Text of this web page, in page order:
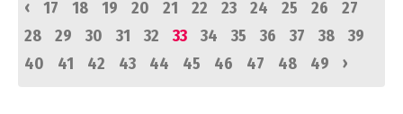
‹
17 18 19 20 21 22 23 24 25 26
27
28
29 30 31 32 33 34 35 36 37 38
39
40
41 42 43 44 45 46 47 48 49 ›